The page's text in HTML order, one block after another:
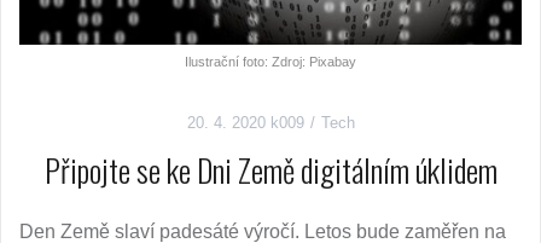
Ilustrační foto: Zdroj: Pixabay
20. 4. 2020 k009 Tech
Připojte se ke Dni Země digitálním úklidem
Den Země slaví padesáté výročí. Letos bude zaměřen na